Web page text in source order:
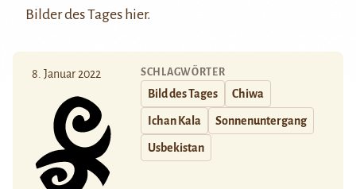
Bilder des Tages hier.
8. Januar 2022 SCHLAGWÖRTER
Bild des Tages Chiwa
Ichan Kala Sonnenuntergang
Usbekistan